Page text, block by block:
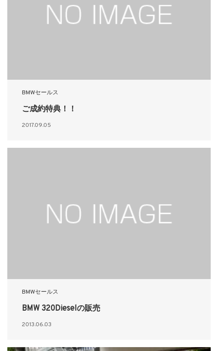
BMWセールス
ご成約特典！！
2017.09.05
BMWセールス
BMW 320Dieselの販売
2013.06.03